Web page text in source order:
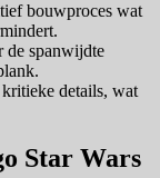
bouwproces wat
de spanwijdte
details, wat
Star Wars